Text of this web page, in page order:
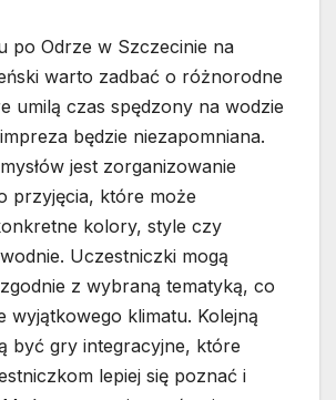
po Odrze w Szczecinie na
warto zadbać o różnorodne
umilą czas spędzony na wodzie
będzie niezapomniana.
jest zorganizowanie
przyjęcia, które może
kolory, style czy
Uczestniczki mogą
z wybraną tematyką, co
wyjątkowego klimatu. Kolejną
być gry integracyjne, które
lepiej się poznać i